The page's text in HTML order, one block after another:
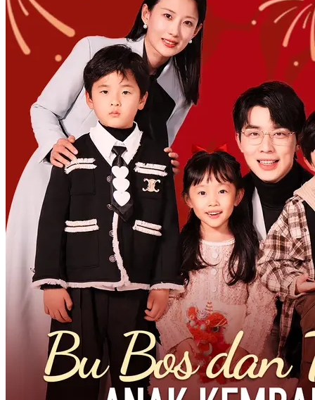
40 Episodes
Diceritakan (STEVEN)seorang laki laki yang menjadi anak CEO
mengalami kecelakaan yangdirencanakan oleh sodara tirinya agar
dia tidak bisa mendapatkan harta warisan dari ayahnya yang seorang
CEO, ayahnya sudah terbaring sakit selama 3 bulan dan sudah
menyiapkan pembagian harta warisannya keluargaDiningrat untuk
anak kandungnya. Karena ketamakan dari saudara tiri dan ibu
tirinya, ia pun dicelakai dan mengalami hilang ingatan. Pada suatu
hari kecelakaannya , dia diselamatkan dan dirawat oleh wanita yang
cantik. Wanita tersebut adalah mantan kekasih dari saudaratirinya.
Disuatu hari wanita tersebut bertemu dengan saudara tiri laki laki
tersebut, terjadiperbincangan serius tentang pernikahan saudara
tirinya dengan pacar barunya. Wanita itu diundang diacara
Pernikahan mantannya dan diwajibkan membawapasangan. Wanita
tersebut menceritakan semuanya ke laki laki, dan mengutuskan
mengajaklaki laki tersebut menghadiri pernikahan mantanya.
Dengan ingatan yang belum pulih laki laki itupun hadir diacar
pernikahan saudara tirinya. Terjadilah konflik dengan kehadiran
anak CEO yang mejadi pewaris tunggal kekayaan Diningrat.
ingatan Laki laki tersebut berhasil kembali dan dia berhasil
menggagalkan rencana busuk saudara dan ibu tirinya untuk
mengusai kekayaan ayahnya.
Kehidupan perkotaan
Pemeran Utama Wanita KuatPembalasan